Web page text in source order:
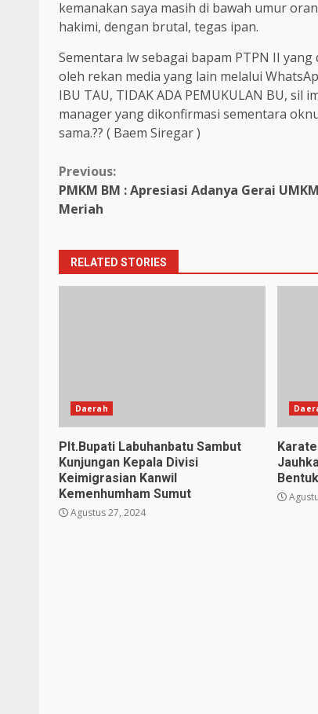
kemanakan saya masih di bawah umur
hakimi, dengan brutal, tegas ipan.
Sementara lw sebagai bapam PTPN II
oleh rekan media yang lain melalui
IBU TAU, TIDAK ADA PEMUKULAN BU,
manager yang dikonfirmasi sementara
sama.?? ( Baem Siregar )
Continue
Reading
Previous:
PMKM BM : Apresiasi Adanya Gerai
Meriah
RELATED STORIES
Daerah
Plt.Bupati Labuhanbatu Sambut
Kunjungan Kepala Divisi
Keimigrasian Kanwil
Kemenhumham Sumut
Agustus 27, 2024